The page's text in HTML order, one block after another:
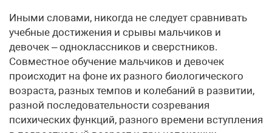
Иными словами, никогда не следует сравнивать
учебные достижения и срывы мальчиков и
девочек – одноклассников и сверстников.
Совместное обучение мальчиков и девочек
происходит на фоне их разного биологического
возраста, разных темпов и колебаний в развитии,
разной последовательности созревания
психических функций, разного времени вступления